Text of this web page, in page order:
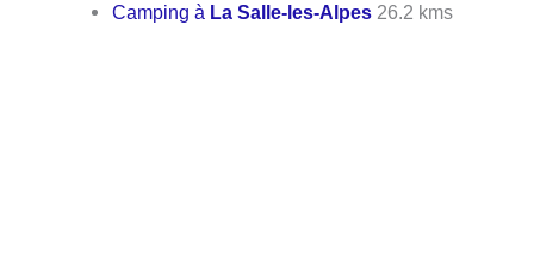
Camping à La Salle-les-Alpes 26.2 kms